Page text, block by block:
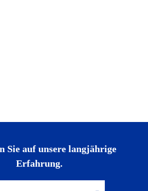
Sie auf unsere langjährige
Erfahrung.